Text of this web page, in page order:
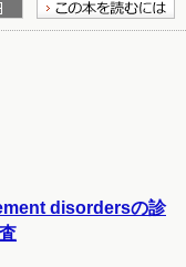
disordersの診